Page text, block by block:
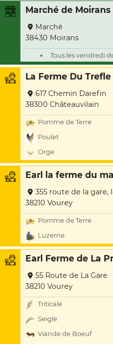
Marché de Moirans
Marché
38430 Moirans
Tous les vendredi
La Ferme Du Trefle
617 Chemin Darefin
38300 Châteauvilain
Pomme de Terre
Poulet
Orge
Earl la ferme du
355 route de la gare,
38210 Vourey
Pomme de Terre
Luzerne
Earl Ferme de La
55 Route de La Gare
38210 Vourey
Triticale
Seigle
Viande de Boeuf